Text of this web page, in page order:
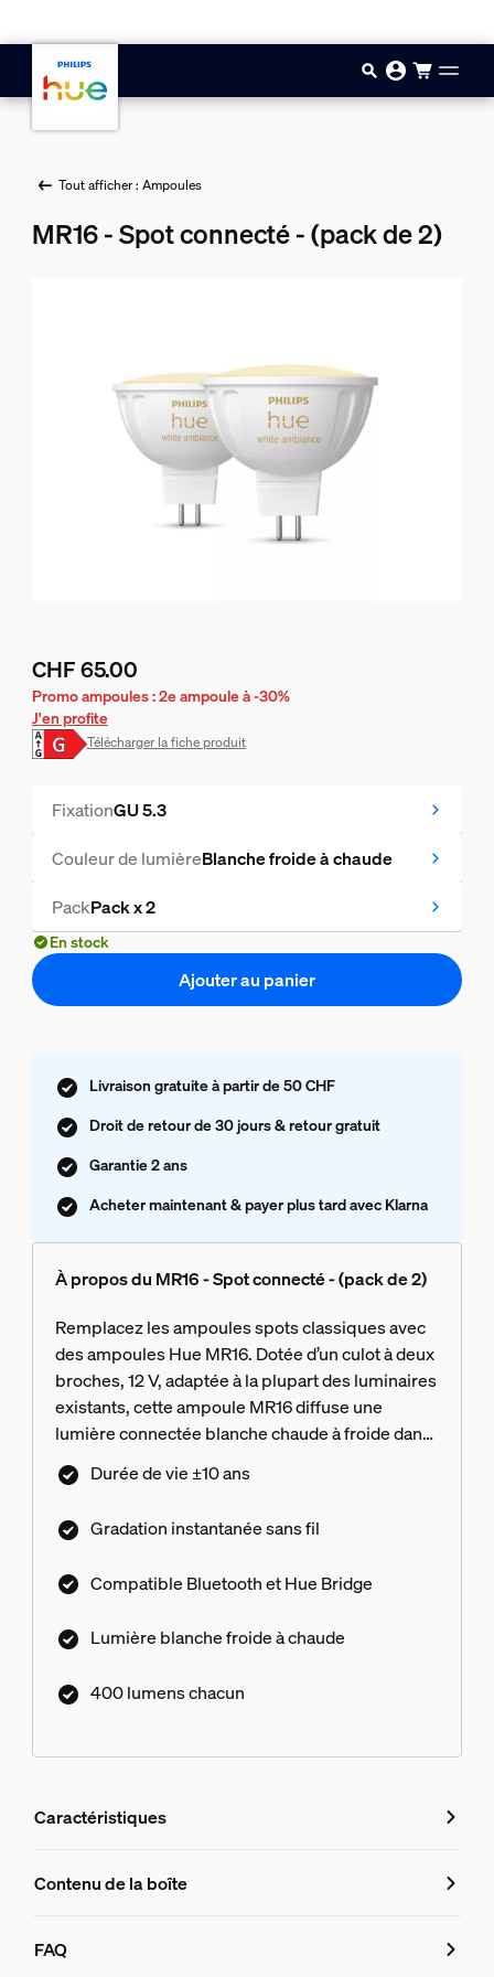
Tout afficher : Ampoules
MR16 - Spot connecté - (pack de 2)
Le prix actuel est CHF 65.00
CHF 65.00
Promo ampoules : 2e ampoule à -30%
J'en profite
Télécharger la fiche produit
FixationGU 5.3
Couleur de lumièreBlanche froide à chaude
PackPack x 2
En stock
Ajouter au panier
Livraison gratuite à partir de 50 CHF
Droit de retour de 30 jours & retour gratuit
Garantie 2 ans
Acheter maintenant & payer plus tard avec Klarna
À propos du MR16 - Spot connecté - (pack de 2)
Remplacez les ampoules spots classiques avec
des ampoules Hue MR16. Dotée d’un culot à deux
broches, 12 V, adaptée à la plupart des luminaires
existants, cette ampoule MR16 diffuse une
lumière connectée blanche chaude à froide dans
toute la maison. Compatible avec la plupart des
transformateurs¹.
Durée de vie ±10 ans
Gradation instantanée sans fil
Compatible Bluetooth et Hue Bridge
Lumière blanche froide à chaude
400 lumens chacun
Caractéristiques
Caractéristiques
8719514491588
Contenu de la boîte
FAQ